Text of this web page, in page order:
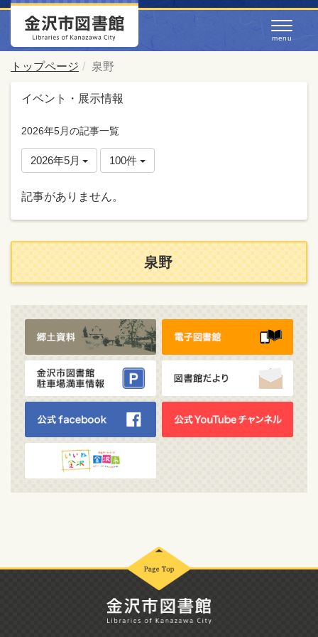
トップページ 泉野
イベント・展示情報
2026年5月の記事一覧
2026年5月 100件
記事がありません。
泉野